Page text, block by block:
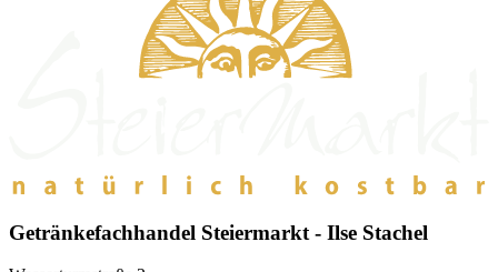
Getränkefachhandel Steiermarkt - Ilse Stachel